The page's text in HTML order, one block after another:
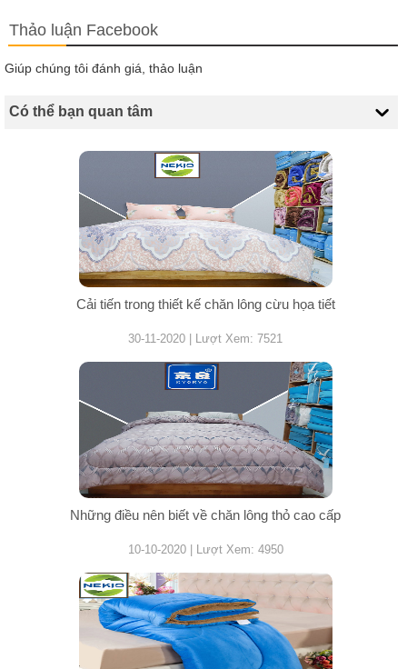
Thảo luận Facebook
Giúp chúng tôi đánh giá, thảo luận
Có thể bạn quan tâm
Cải tiến trong thiết kế chăn lông cừu họa tiết
30-11-2020 | Lượt Xem: 7521
Những điều nên biết về chăn lông thỏ cao cấp
10-10-2020 | Lượt Xem: 4950